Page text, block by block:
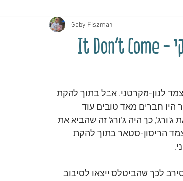
סיפורים על הביטלס סיפורים על התקליטים
זה לא הולך בקלות עבור הצמד הריסון-סטארקי - It Don't Come
Gaby Fiszman
לנון-מקרטני. אבל בתוך להקת
היו חברים מאד טובים עוד
כך היה ג'ורג' זה שהביא את
הריסון-סטאר בתוך להקת
לכך שהביטלס ייצאו לסיבוב